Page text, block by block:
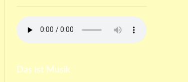
Das ist Musik